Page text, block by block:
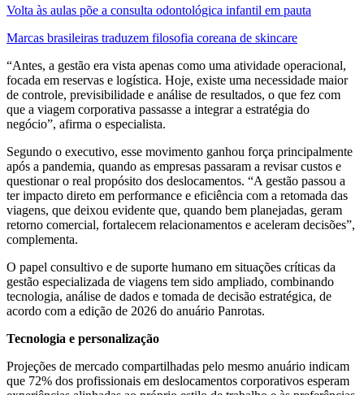
Volta às aulas põe a consulta odontológica infantil em pauta
Marcas brasileiras traduzem filosofia coreana de skincare
“Antes, a gestão era vista apenas como uma atividade operacional,
focada em reservas e logística. Hoje, existe uma necessidade maior
de controle, previsibilidade e análise de resultados, o que fez com
que a viagem corporativa passasse a integrar a estratégia do
negócio”, afirma o especialista.
Segundo o executivo, esse movimento ganhou força principalmente
após a pandemia, quando as empresas passaram a revisar custos e
questionar o real propósito dos deslocamentos. “A gestão passou a
ter impacto direto em performance e eficiência com a retomada das
viagens, que deixou evidente que, quando bem planejadas, geram
retorno comercial, fortalecem relacionamentos e aceleram decisões”,
complementa.
O papel consultivo e de suporte humano em situações críticas da
gestão especializada de viagens tem sido ampliado, combinando
tecnologia, análise de dados e tomada de decisão estratégica, de
acordo com a edição de 2026 do anuário Panrotas.
Tecnologia e personalização
Projeções de mercado compartilhadas pelo mesmo anuário indicam
que 72% dos profissionais em deslocamentos corporativos esperam